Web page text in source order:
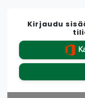
Ohita luodaksesi
Kirjaudu